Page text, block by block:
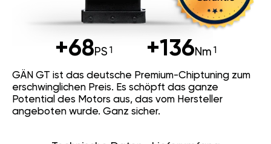
+68PS +136Nm
GÄN GT ist das deutsche Premium-Chiptuning zum
erschwinglichen Preis. Es schöpft das ganze
Potential des Motors aus, das vom Hersteller
angeboten wurde. Ganz sicher.